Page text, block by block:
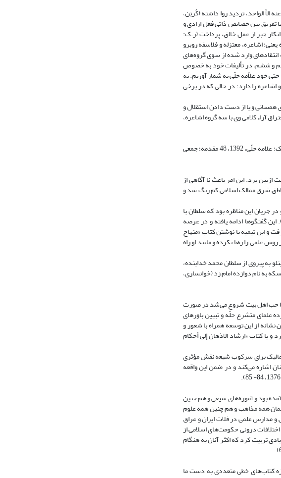
الواحد، تردید روا داشته (کُربَن،
با تفریق بین خصایص ذاتی فعل ارادی و
جبر از عمل خالق، پرداخت (ر.ک:
عمده یعنی: ‌اشاعره، معتزله و فلاسفه روبرو
وارد شده از سوی گروه‌های
و ششم، در تألیفات خود به خصوص
حتی خود علاّمه حلّی به شمار آوریم. به
را دارد؛ در حالی که در برخی
همسانی و یا از دست دادن استقلال و
آراء کلامی وی با سه گروه اشاعره،
فعالیت‌های علمی علامه حلّی- که نماد و سمبل حوزه حلّه است- را می‌توان در سه بخش اجتماعی - تبلیغی، آموزشی و پژوهشی دسته بندی کرد (رک: علامه حلّی، 1392، 48 مقدمه؛ جمعی
برد. این امر باعث نا آگاهی از
شرق ممالک اسلامی کم رنگ شد و
ایلخانی (۶۸۰ - ۷۱۶ق) با علمای اهل‌سنت داشت و در جریان این مناظره بود که سلطان با
آشنا شده و نه تنها این مذهب را قبول کرد، بلکه آن را مذهب رسمی حکومت خویش قرار داد (اعتماد السلطنه، 1384، 2: 611). این گفتگوها ادامه یافته و در عرصه
و ابن تیمیه با نوشتن کتاب «منهاج
علمی را رها نکرده و مانند او راه
یافت. به عنوان مثال «میرزا سپند» (م 848 ق) یکی از امرای قراقوینلو به پیروی از سلطان محمد خدابنده،
شد و سکه به نام دوازده امام زد (خوانساری،
با حب اهل بیت شروع می‌شد در صورت
علمای متشرع حلّه و تبیین باورهای
از این توسعه همراه با شعور و
یا کتاب «ارشاد الاذهان إلی أحکام
برای سرکوب شیعه نقش مؤثری
شیعیان منطقه کسروان لبنان اشاره می‌کند و در ضمن این واقعه
بود و آموزه‌های شیعی و هم چنین
همه مذاهب و هم چنین همه علوم
و مدارس علمی در فلات ایران و عراق
در اثر حمله مغول و اختلافات درونی حکومت‌های اسلامی از
تربیت کرد که اکثر آنان به هنگام
کتاب‌های خطی متعددی به دست ما